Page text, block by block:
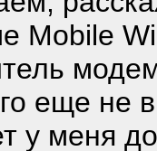
Mobile
еще не
у меня